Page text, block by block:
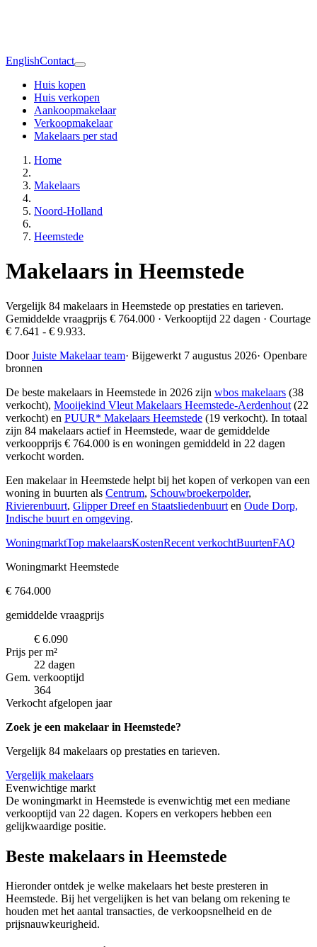
EnglishContact
Huis kopen
Huis verkopen
Aankoopmakelaar
Verkoopmakelaar
Makelaars per stad
Home
Makelaars
Noord-Holland
Heemstede
Makelaars in Heemstede
Vergelijk 84 makelaars in Heemstede op prestaties en tarieven.
Gemiddelde vraagprijs € 764.000 · Verkooptijd 22 dagen · Courtage
€ 7.641 - € 9.933.
DoorJuiste Makelaar team· Bijgewerkt 7 augustus 2026· Openbare
bronnen
De beste makelaars in Heemstede in 2026 zijn wbos makelaars (38
verkocht), Mooijekind Vleut Makelaars Heemstede-Aerdenhout (22
verkocht) en PUUR* Makelaars Heemstede (19 verkocht). In totaal
zijn 84 makelaars actief in Heemstede, waar de gemiddelde
verkoopprijs € 764.000 is en woningen gemiddeld in 22 dagen
verkocht worden.
Een makelaar in Heemstede helpt bij het kopen of verkopen van een
woning in buurten als Centrum, Schouwbroekerpolder,
Rivierenbuurt, Glipper Dreef en Staatsliedenbuurt en Oude Dorp,
Indische buurt en omgeving.
WoningmarktTop makelaarsKostenRecent verkochtBuurtenFAQ
Woningmarkt Heemstede
€ 764.000
gemiddelde vraagprijs
€ 6.090
Prijs per m²
22 dagen
Gem. verkooptijd
364
Verkocht afgelopen jaar
Zoek je een makelaar in Heemstede?
Vergelijk 84 makelaars op prestaties en tarieven.
Vergelijk makelaars
Evenwichtige markt
De woningmarkt in Heemstede is evenwichtig met een mediane
verkooptijd van 22 dagen. Kopers en verkopers hebben een
gelijkwaardige positie.
Beste makelaars in Heemstede
Hieronder ontdek je welke makelaars het beste presteren in
Heemstede. Bij het vergelijken is het van belang om rekening te
houden met het aantal transacties, de verkoopsnelheid en de
prijsnauwkeurigheid.